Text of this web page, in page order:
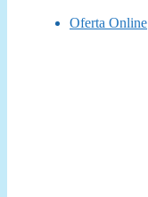
Oferta Online